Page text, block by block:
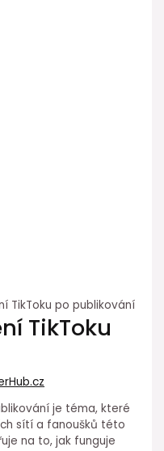
TikToku po publikování
TikToku
je téma, které
sítí a fanoušků této
na to, jak funguje